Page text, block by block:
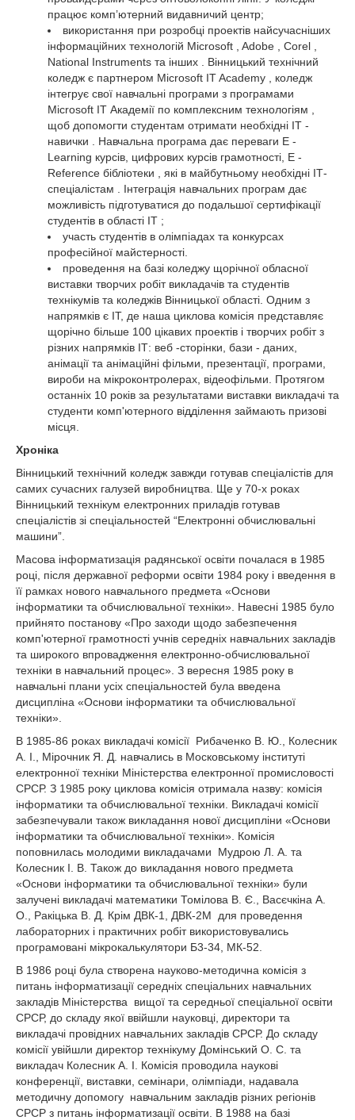
працює комп’ютерний видавничий центр;
використання при розробці проектів найсучасніших
інформаційних технологій Microsoft , Adobe , Corel ,
National Instruments та інших . Вінницький технічний
коледж є партнером Microsoft IT Academy , коледж
інтегрує свої навчальні програми з програмами
Microsoft IT Академії по комплексним технологіям ,
щоб допомогти студентам отримати необхідні ІТ -
навички . Навчальна програма дає переваги E -
Learning курсів, цифрових курсів грамотності, E -
Reference бібліотеки , які в майбутньому необхідні ІТ-
спеціалістам . Інтеграція навчальних програм дає
можливість підготуватися до подальшої сертифікації
студентів в області ІТ ;
участь студентів в олімпіадах та конкурсах
професійної майстерності.
проведення на базі коледжу щорічної обласної
виставки творчих робіт викладачів та студентів
технікумів та коледжів Вінницької області. Одним з
напрямків є ІТ, де наша циклова комісія представляє
щорічно більше 100 цікавих проектів і творчих робіт з
різних напрямків ІТ: веб -сторінки, бази - даних,
анімації та анімаційні фільми, презентації, програми,
вироби на мікроконтролерах, відеофільми. Протягом
останніх 10 років за результатами виставки викладачі та
студенти комп'ютерного відділення займають призові
місця.
Хроніка
Вінницький технічний коледж завжди готував спеціалістів для
самих сучасних галузей виробництва. Ще у 70-х роках
Вінницький технікум електронних приладів готував
спеціалістів зі спеціальностей “Електронні обчислювальні
машини”.
Масова інформатизація радянської освіти почалася в 1985
році, після державної реформи освіти 1984 року і введення в
її рамках нового навчального предмета «Основи
інформатики та обчислювальної техніки». Навесні 1985 було
прийнято постанову «Про заходи щодо забезпечення
комп'ютерної грамотності учнів середніх навчальних закладів
та широкого впровадження електронно-обчислювальної
техніки в навчальний процес». З вересня 1985 року в
навчальні плани усіх спеціальностей була введена
дисципліна «Основи інформатики та обчислювальної
техніки».
В 1985-86 роках викладачі комісії Рибаченко В. Ю., Колесник
А. І., Мірочник Я. Д. навчались в Московському інституті
електронної техніки Міністерства електронної промисловості
СРСР. З 1985 року циклова комісія отримала назву: комісія
інформатики та обчислювальної техніки. Викладачі комісії
забезпечували також викладання нової дисципліни «Основи
інформатики та обчислювальної техніки». Комісія
поповнилась молодими викладачами Мудрою Л. А. та
Колесник І. В. Також до викладання нового предмета
«Основи інформатики та обчислювальної техніки» були
залучені викладачі математики Томілова В. Є., Васєчкіна А.
О., Ракіцька В. Д. Крім ДВК-1, ДВК-2М для проведення
лабораторних і практичних робіт використовувались
програмовані мікрокалькулятори Б3-34, МК-52.
В 1986 році була створена науково-методична комісія з
питань інформатизації середніх спеціальних навчальних
закладів Міністерства вищої та середньої спеціальної освіти
СРСР, до складу якої ввійшли науковці, директори та
викладачі провідних навчальних закладів СРСР. До складу
комісії увійшли директор технікуму Домінський О. С. та
викладач Колесник А. І. Комісія проводила наукові
конференції, виставки, семінари, олімпіади, надавала
методичну допомогу навчальним закладів різних регіонів
СРСР з питань інформатизації освіти. В 1988 на базі